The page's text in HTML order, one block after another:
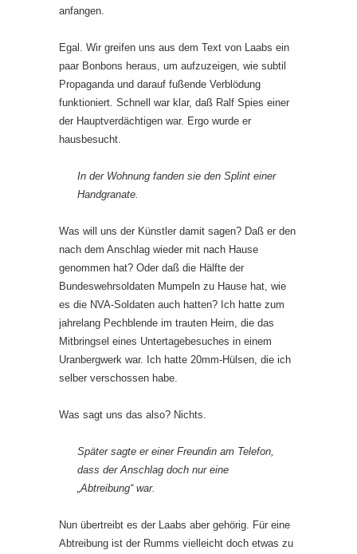
anfangen.
Egal. Wir greifen uns aus dem Text von Laabs ein
paar Bonbons heraus, um aufzuzeigen, wie subtil
Propaganda und darauf fußende Verblödung
funktioniert. Schnell war klar, daß Ralf Spies einer
der Hauptverdächtigen war. Ergo wurde er
hausbesucht.
In der Wohnung fanden sie den Splint einer
Handgranate.
Was will uns der Künstler damit sagen? Daß er den
nach dem Anschlag wieder mit nach Hause
genommen hat? Oder daß die Hälfte der
Bundeswehrsoldaten Mumpeln zu Hause hat, wie
es die NVA-Soldaten auch hatten? Ich hatte zum
jahrelang Pechblende im trauten Heim, die das
Mitbringsel eines Untertagebesuches in einem
Uranbergwerk war. Ich hatte 20mm-Hülsen, die ich
selber verschossen habe.
Was sagt uns das also? Nichts.
Später sagte er einer Freundin am Telefon,
dass der Anschlag doch nur eine
„Abtreibung“ war.
Nun übertreibt es der Laabs aber gehörig. Für eine
Abtreibung ist der Rumms vielleicht doch etwas zu